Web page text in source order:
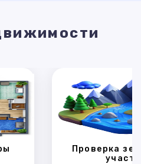
Проверка